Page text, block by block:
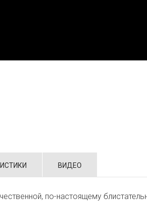
ВИДЕО
по-настоящему